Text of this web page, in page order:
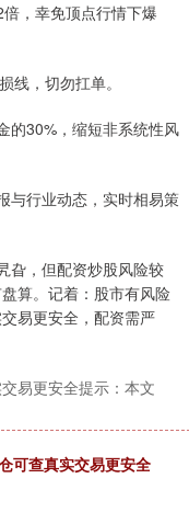
，幸免顶点行情下爆
线，切勿扛单。
的30%，缩短非系统性风
与行业动态，实时相易策
旮，但配资炒股风险较
算。记着：股市有风险
易更安全，配资需严
易更安全提示：本文
可查真实交易更安全